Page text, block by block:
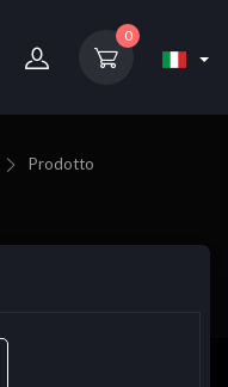
0
Prodotto